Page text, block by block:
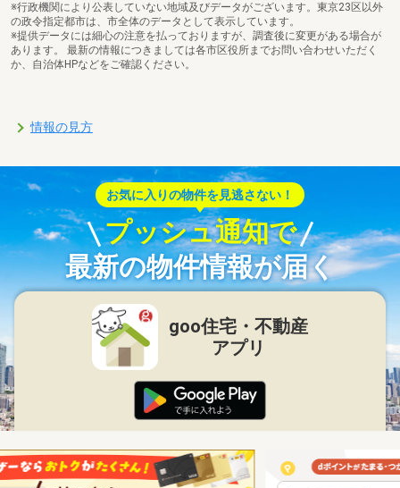
※行政機関により公表していない地域及びデータがございます。東京23区以外
の政令指定都市は、市全体のデータとして表示しています。
※提供データには細心の注意を払っておりますが、調査後に変更がある場合が
あります。 最新の情報につきましては各市区役所までお問い合わせいただく
か、自治体HPなどをご確認ください。
情報の見方
お気に入りの物件を見逃さない！
プッシュ通知で
最新の物件情報が届く
goo住宅・不動産
アプリ